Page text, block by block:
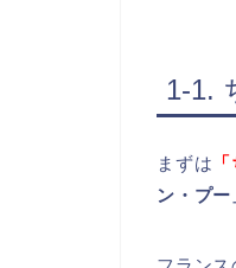
1-1.
まずは
ン・プー